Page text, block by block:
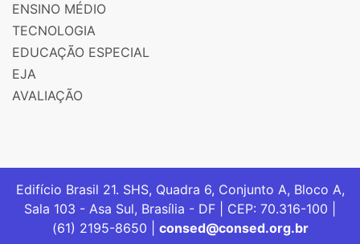
ENSINO MÉDIO
TECNOLOGIA
EDUCAÇÃO ESPECIAL
EJA
AVALIAÇÃO
Edifício Brasil 21. SHS, Quadra 6, Conjunto A, Bloco A,
Sala 103 - Asa Sul, Brasília - DF | CEP: 70.316-100 |
(61) 2195-8650 | consed@consed.org.br